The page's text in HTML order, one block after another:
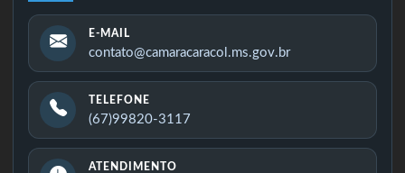
E-MAIL
contato@camaracaracol.ms.gov.br
TELEFONE
(67)99820-3117
ATENDIMENTO